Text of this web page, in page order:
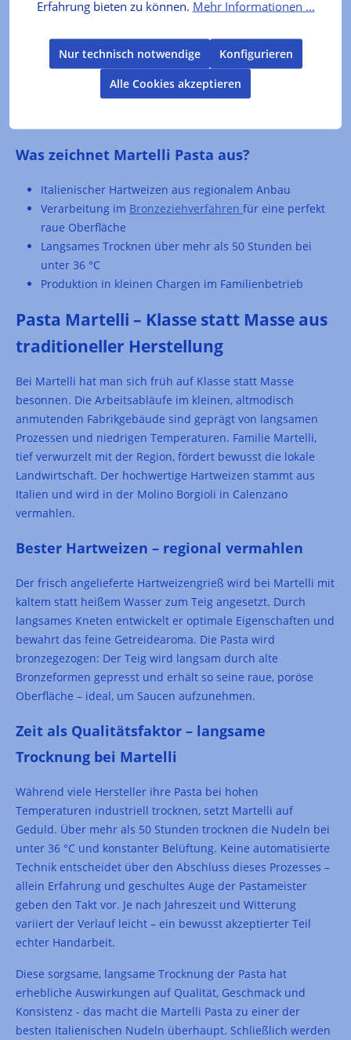
Mengen decken bei weitem nicht die Nachfrage.
empfehlen Ihnen sich hier auf der Produkseite für die
Emailbenachrichtigung einzutragen. Sie werden dann
umgehend informiert, sobald das gewünschte Produkt
wieder verfügbar ist
9,90 €*
Aktuell ausverkauft
Was zeichnet Martelli Pasta aus?
Italienischer Hartweizen aus regionalem Anbau
Verarbeitung im Bronzeziehverfahren für eine perfekt
raue Oberfläche
Langsames Trocknen über mehr als 50 Stunden bei
unter 36 °C
Produktion in kleinen Chargen im Familienbetrieb
Pasta Martelli – Klasse statt Masse aus
traditioneller Herstellung
Bei Martelli hat man sich früh auf Klasse statt Masse
besonnen. Die Arbeitsabläufe im kleinen, altmodisch
anmutenden Fabrikgebäude sind geprägt von langsamen
Prozessen und niedrigen Temperaturen. Familie Martelli,
tief verwurzelt mit der Region, fördert bewusst die lokale
Landwirtschaft. Der hochwertige Hartweizen stammt aus
Italien und wird in der Molino Borgioli in Calenzano
vermahlen.
Bester Hartweizen – regional vermahlen
Der frisch angelieferte Hartweizengrieß wird bei Martelli mit
kaltem statt heißem Wasser zum Teig angesetzt. Durch
langsames Kneten entwickelt er optimale Eigenschaften und
bewahrt das feine Getreidearoma. Die Pasta wird
bronzegezogen: Der Teig wird langsam durch alte
Bronzeformen gepresst und erhält so seine raue, poröse
Oberfläche – ideal, um Saucen aufzunehmen.
Zeit als Qualitätsfaktor – langsame
Trocknung bei Martelli
Während viele Hersteller ihre Pasta bei hohen
Temperaturen industriell trocknen, setzt Martelli auf
Geduld. Über mehr als 50 Stunden trocknen die Nudeln bei
unter 36 °C und konstanter Belüftung. Keine automatisierte
Technik entscheidet über den Abschluss dieses Prozesses –
allein Erfahrung und geschultes Auge der Pastameister
geben den Takt vor. Je nach Jahreszeit und Witterung
variiert der Verlauf leicht – ein bewusst akzeptierter Teil
echter Handarbeit.
Diese sorgsame, langsame Trocknung der Pasta hat
erhebliche Auswirkungen auf Qualität, Geschmack und
Konsistenz - das macht die Martelli Pasta zu einer der
besten Italienischen Nudeln überhaupt. Schließlich werden
Erfahrung bieten zu können. Mehr Informationen ...
Nur technisch notwendige
Konfigurieren
Alle Cookies akzeptieren